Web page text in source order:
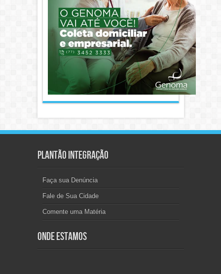
Plantão Integração
Faça sua Denúncia
Fale de Sua Cidade
Comente uma Matéria
Onde Estamos